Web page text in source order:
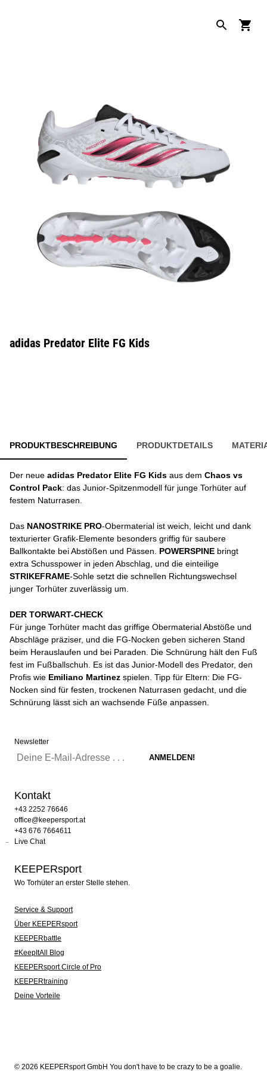
adidas Predator Elite FG Kids
PRODUKTBESCHREIBUNG PRODUKTDETAILS
Der neue adidas Predator Elite FG Kids aus dem Chaos vs
Control Pack: das Junior-Spitzenmodell für junge Torhüter auf
festem Naturrasen.
Das NANOSTRIKE PRO-Obermaterial ist weich, leicht und dank
texturierter Grafik-Elemente besonders griffig für saubere
Ballkontakte bei Abstößen und Pässen. POWERSPINE bringt
extra Schusspower in jeden Abschlag, und die einteilige
STRIKEFRAME-Sohle setzt die schnellen Richtungswechsel
junger Torhüter zuverlässig um.
DER TORWART-CHECK
Für junge Torhüter macht das griffige Obermaterial Abstöße und
Abschläge präziser, und die FG-Nocken geben sicheren Stand
beim Herauslaufen und bei Paraden. Die Schnürung hält den Fuß
fest im Fußballschuh. Es ist das Junior-Modell des Predator, den
Profis wie Emiliano Martinez spielen. Tipp für Eltern: Die FG-
Nocken sind für festen, trockenen Naturrasen gedacht, und die
Schnürung lässt sich an wachsende Füße anpassen.
Newsletter
Kontakt
+43 2252 76646
office@keepersport.at
+43 676 7664611
Live Chat
KEEPERsport
Wo Torhüter an erster Stelle stehen.
Service & Support
Über KEEPERsport
KEEPERbattle
#KeepItAll Blog
KEEPERsport Circle of Pro
KEEPERtraining
Deine Vorteile
© 2026 KEEPERsport GmbH You don't have to be crazy to be a goalie.